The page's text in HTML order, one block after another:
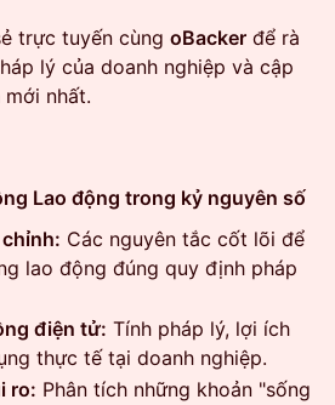
trực tuyến cùng oBacker để rà
lý của doanh nghiệp và cập
nhất.
Lao động trong kỷ nguyên số
Các nguyên tắc cốt lõi để
lao động đúng quy định pháp
điện tử: Tính pháp lý, lợi ích
thực tế tại doanh nghiệp.
ro: Phân tích những khoản "sống